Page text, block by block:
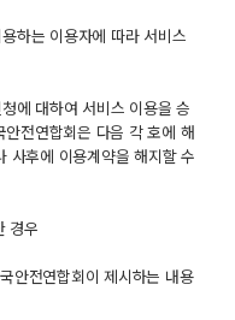
하는 이용자에 따라 서비스
에 대하여 서비스 이용을 승
전연합회은 다음 각 호에 해
사후에 이용계약을 해지할 수
경우
안전연합회이 제시하는 내용